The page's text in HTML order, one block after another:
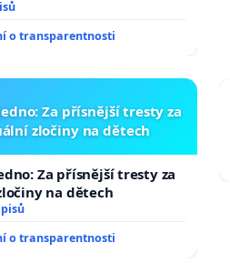
operačních výkonů
o transparentnosti
Za přísnější tresty za
zločiny na dětech
Za přísnější tresty za
na dětech
o transparentnosti